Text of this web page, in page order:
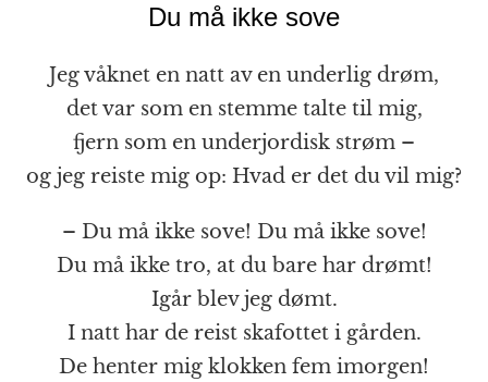
Du må ikke sove
Jeg våknet en natt av en underlig drøm,
det var som en stemme talte til mig,
fjern som en underjordisk strøm –
og jeg reiste mig op: Hvad er det du vil mig?
– Du må ikke sove! Du må ikke sove!
Du må ikke tro, at du bare har drømt!
Igår blev jeg dømt.
I natt har de reist skafottet i gården.
De henter mig klokken fem imorgen!